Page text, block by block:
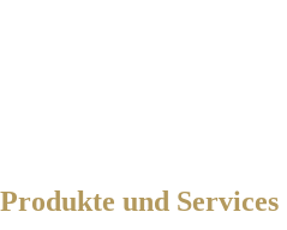
Produkte und Services